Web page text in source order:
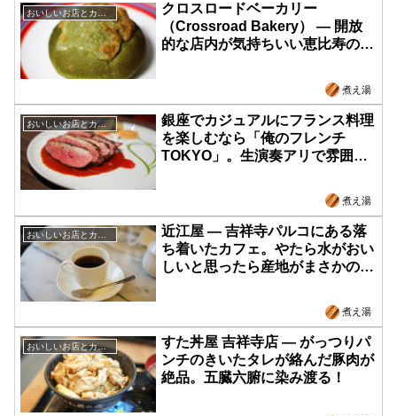
クロスロードベーカリー
（Crossroad Bakery） ― 開放
的な店内が気持ちいい恵比寿のベ
煮え湯
おいしいお店とカフェ
銀座でカジュアルにフランス料理
を楽しむなら「俺のフレンチ
TOKYO」。生演奏アリで雰囲気
煮え湯
おいしいお店とカフェ
近江屋 ― 吉祥寺パルコにある落
ち着いたカフェ。やたら水がおい
しいと思ったら産地がまさかの斜
煮え湯
おいしいお店とカフェ
すた丼屋 吉祥寺店 ― がっつりパ
ンチのきいたタレが絡んだ豚肉が
絶品。五臓六腑に染み渡る！